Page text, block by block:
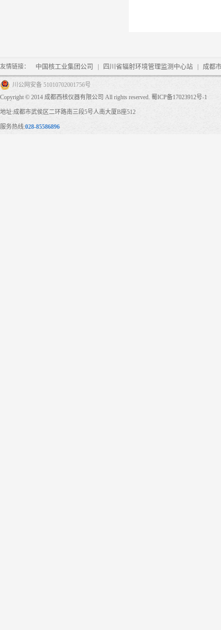
友情链接： 中国核工业集团公司 四川省辐射环境管理监测中心站 成都
川公网安备 51010702001756号
Copyright © 2014 成都西核仪器有限公司 All rights reserved. 蜀ICP备17023912号-1
地址:成都市武侯区二环路南三段5号人南大厦B座512
服务热线:028-85586896